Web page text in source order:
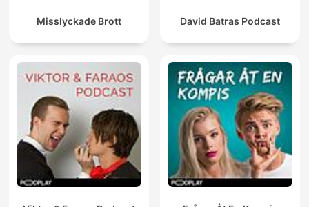
Misslyckade Brott David Batras Podcast